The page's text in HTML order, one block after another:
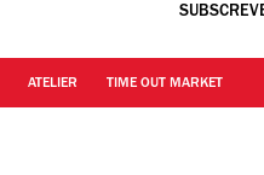
ATELIER TIME OUT MARKET